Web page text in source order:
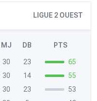
LIGUE 2 OUEST
MJ DB PTS
30 23
65
30 14
55
30 23
53